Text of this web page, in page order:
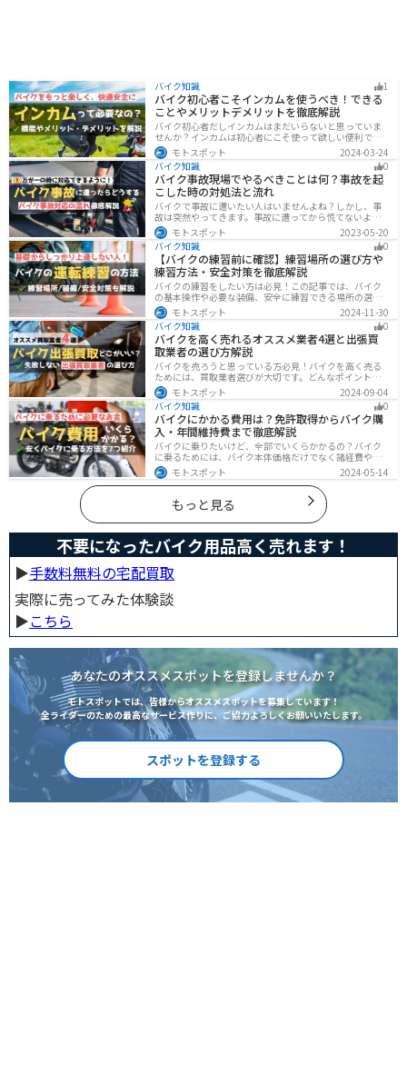
バイク知識 1
バイク初心者こそインカムを使うべき！できる
ことやメリットデメリットを徹底解説
バイク初心者だしインカムはまだいらないと思っていま
せんか？インカムは初心者にこそ使って欲しい便利で安
全に運転するための機器です。インカムでできることや
メリットデメリットなどまとめましたので、気になって
いる人はぜひ参考にしてください。
モトスポット
2024-03-24
バイク知識
0
バイク事故現場でやるべきことは何？事故を起
こした時の対処法と流れ
バイクで事故に遭いたい人はいませんよね？しかし、事
故は突然やってきます。事故に遭ってから慌てないよう
に対処法を知っておきましょう。自分が加害者になった
時、被害者になった時、それぞれどんな対応をすれば良
いのかまとめました。
モトスポット
2023-05-20
バイク知識
0
【バイクの練習前に確認】練習場所の選び方や
練習方法・安全対策を徹底解説
バイクの練習をしたい方は必見！この記事では、バイク
の基本操作や必要な装備、安全に練習できる場所の選び
方や練習方法を解説しています。実は、バイクの点検や
整備、基本的な練習をバランスよく行うことが大切で
す。この記事を読めば、安全で快適にバイク練習を行う
方法がわかります。
モトスポット
2024-11-30
バイク知識
0
バイクを高く売れるオススメ業者4選と出張買
取業者の選び方解説
バイクを売ろうと思っている方必見！バイクを高く売る
ためには、買取業者選びが大切です。どんなポイントで
業者を選べばいいのか見るべきポイントを7つまとめまし
た。また、買取実績が豊富なオススメの買取業者を4つを
厳選・解説します。
モトスポット
2024-09-04
バイク知識
0
バイクにかかる費用は？免許取得からバイク購
入・年間維持費まで徹底解説
バイクに乗りたいけど、全部でいくらかかるの？バイク
に乗るためには、バイク本体価格だけでなく諸経費や税
金、免許取得費用、ライディングギア、メンテナンス
代、駐車場代などの年間維持費もかかります。この記事
ではバイクに乗るための全ての費用をまとめました。ま
た、できるだけ安く抑えるコツも紹介するので参考にし
て下さい。
モトスポット 2024-05-14
もっと見る
不要になったバイク用品高く売れます！
▶︎手数料無料の宅配買取
実際に売ってみた体験談
▶︎こちら
あなたのオススメスポットを登録しませんか？
モトスポットでは、皆様からオススメスポットを募集しています！
全ライダーのための最高なサービス作りに、ご協力よろしくお願いいたします。
スポットを登録する